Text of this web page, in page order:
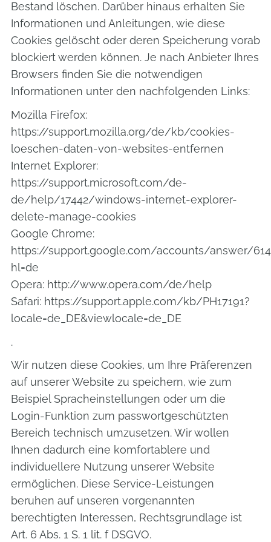
Bestand löschen. Darüber hinaus erhalten Sie
Informationen und Anleitungen, wie diese
Cookies gelöscht oder deren Speicherung vorab
blockiert werden können. Je nach Anbieter Ihres
Browsers finden Sie die notwendigen
Informationen unter den nachfolgenden Links:
Mozilla Firefox:
https://support.mozilla.org/de/kb/cookies-
loeschen-daten-von-websites-entfernen
Internet Explorer:
https://support.microsoft.com/de-
de/help/17442/windows-internet-explorer-
delete-manage-cookies
Google Chrome:
https://support.google.com/accounts/answer/
hl=de
Opera: http://www.opera.com/de/help
Safari: https://support.apple.com/kb/PH17191?
locale=de_DE&viewlocale=de_DE
.
Wir nutzen diese Cookies, um Ihre Präferenzen
auf unserer Website zu speichern, wie zum
Beispiel Spracheinstellungen oder um die
Login-Funktion zum passwortgeschützten
Bereich technisch umzusetzen. Wir wollen
Ihnen dadurch eine komfortablere und
individuellere Nutzung unserer Website
ermöglichen. Diese Service-Leistungen
beruhen auf unseren vorgenannten
berechtigten Interessen, Rechtsgrundlage ist
Art. 6 Abs. 1 S. 1 lit. f DSGVO.